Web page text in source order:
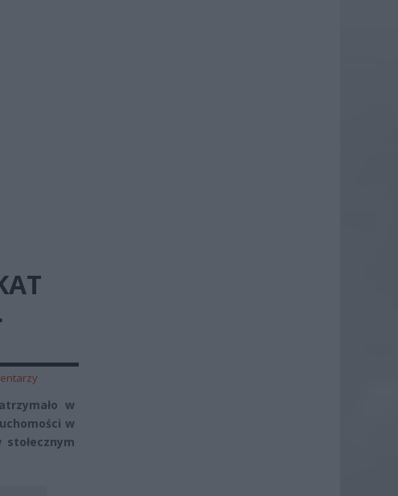
w
w